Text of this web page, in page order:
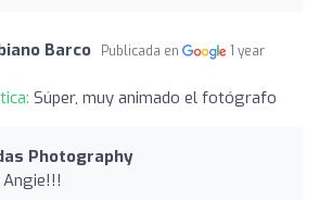
Barco Publicada en
1 year
Súper, muy animado el fotógrafo
Photography